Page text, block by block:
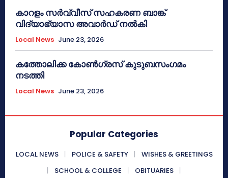
കാറളം സർവ്വീസ് സഹകരണ ബാങ്ക്
വിദ്യാഭ്യാസ അവാർഡ് നൽകി
Local News June 23, 2026
കത്തോലിക്ക കോൺഗ്രസ് കുടുബസംഗമം
നടത്തി
Local News June 23, 2026
Popular Categories
LOCAL NEWS POLICE & SAFETY
WISHES & GREETINGS
SCHOOL & COLLEGE
OBITUARIES